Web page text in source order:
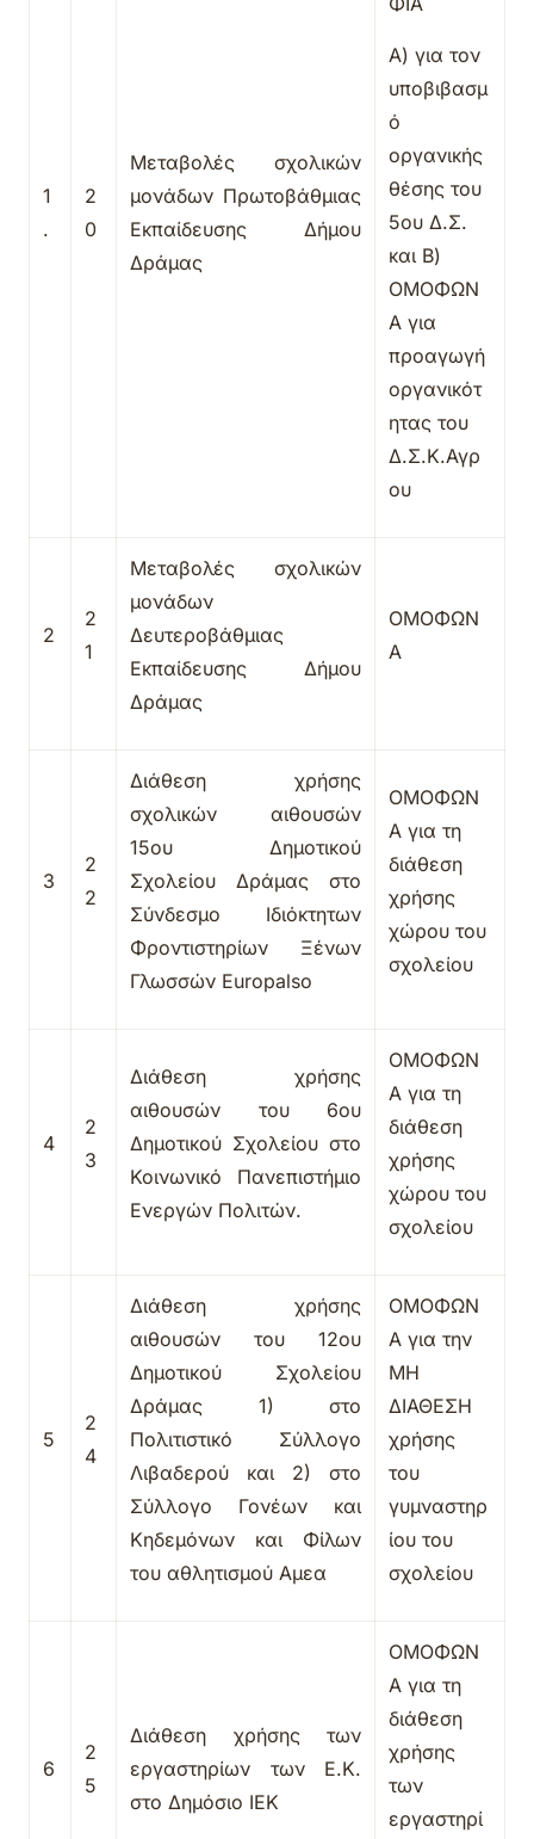
1
.
2
0
Mεταβολές σχολικών
μονάδων Πρωτοβάθμιας
Εκπαίδευσης Δήμου
Δράμας
Α) για τον
υποβιβασμ
ό
οργανικής
θέσης του
5ου Δ.Σ.
και Β)
ΟΜΟΦΩΝ
Α για
προαγωγή
οργανικότ
ητας του
Δ.Σ.Κ.Αγρ
ου
2
2
1
Mεταβολές σχολικών
μονάδων
Δευτεροβάθμιας
Εκπαίδευσης Δήμου
Δράμας
ΟΜΟΦΩΝ
Α
3
2
2
Διάθεση χρήσης
σχολικών αιθουσών
15ου Δημοτικού
Σχολείου Δράμας στο
Σύνδεσμο Ιδιόκτητων
Φροντιστηρίων Ξένων
Γλωσσών Europalso
ΟΜΟΦΩΝ
Α για τη
διάθεση
χρήσης
χώρου του
σχολείου
4
2
3
Διάθεση χρήσης
αιθουσών του 6ου
Δημοτικού Σχολείου στο
Κοινωνικό Πανεπιστήμιο
Ενεργών Πολιτών.
ΟΜΟΦΩΝ
Α για τη
διάθεση
χρήσης
χώρου του
σχολείου
5
2
4
Διάθεση χρήσης
αιθουσών του 12ου
Δημοτικού Σχολείου
Δράμας 1) στο
Πολιτιστικό Σύλλογο
Λιβαδερού και 2) στο
Σύλλογο Γονέων και
Κηδεμόνων και Φίλων
του αθλητισμού Αμεα
ΟΜΟΦΩΝ
Α για την
ΜΗ
ΔΙΑΘΕΣΗ
χρήσης
του
γυμναστηρ
ίου του
σχολείου
6
2
5
Διάθεση χρήσης των
εργαστηρίων των Ε.Κ.
στο Δημόσιο ΙΕΚ
ΟΜΟΦΩΝ
Αγια τη
διάθεση
χρήσης
των
εργαστηρί